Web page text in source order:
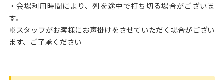
・会場利用時間により、列を途中で打ち切る場合がございま
す。
※スタッフがお客様にお声掛けをさせていただく場合がござい
ます、ご了承ください